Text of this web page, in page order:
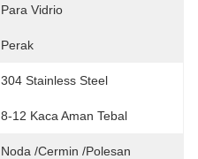
Para Vidrio
Perak
304 Stainless Steel
8-12 Kaca Aman Tebal
Noda /cermin /polesan